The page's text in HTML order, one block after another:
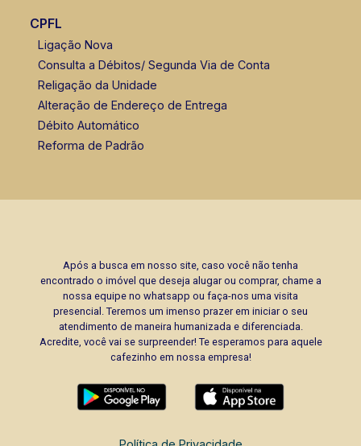
CPFL
Ligação Nova
Consulta a Débitos/ Segunda Via de Conta
Religação da Unidade
Alteração de Endereço de Entrega
Débito Automático
Reforma de Padrão
Após a busca em nosso site, caso você não tenha
encontrado o imóvel que deseja alugar ou comprar, chame a
nossa equipe no whatsapp ou faça-nos uma visita
presencial. Teremos um imenso prazer em iniciar o seu
atendimento de maneira humanizada e diferenciada.
Acredite, você vai se surpreender! Te esperamos para aquele
cafezinho em nossa empresa!